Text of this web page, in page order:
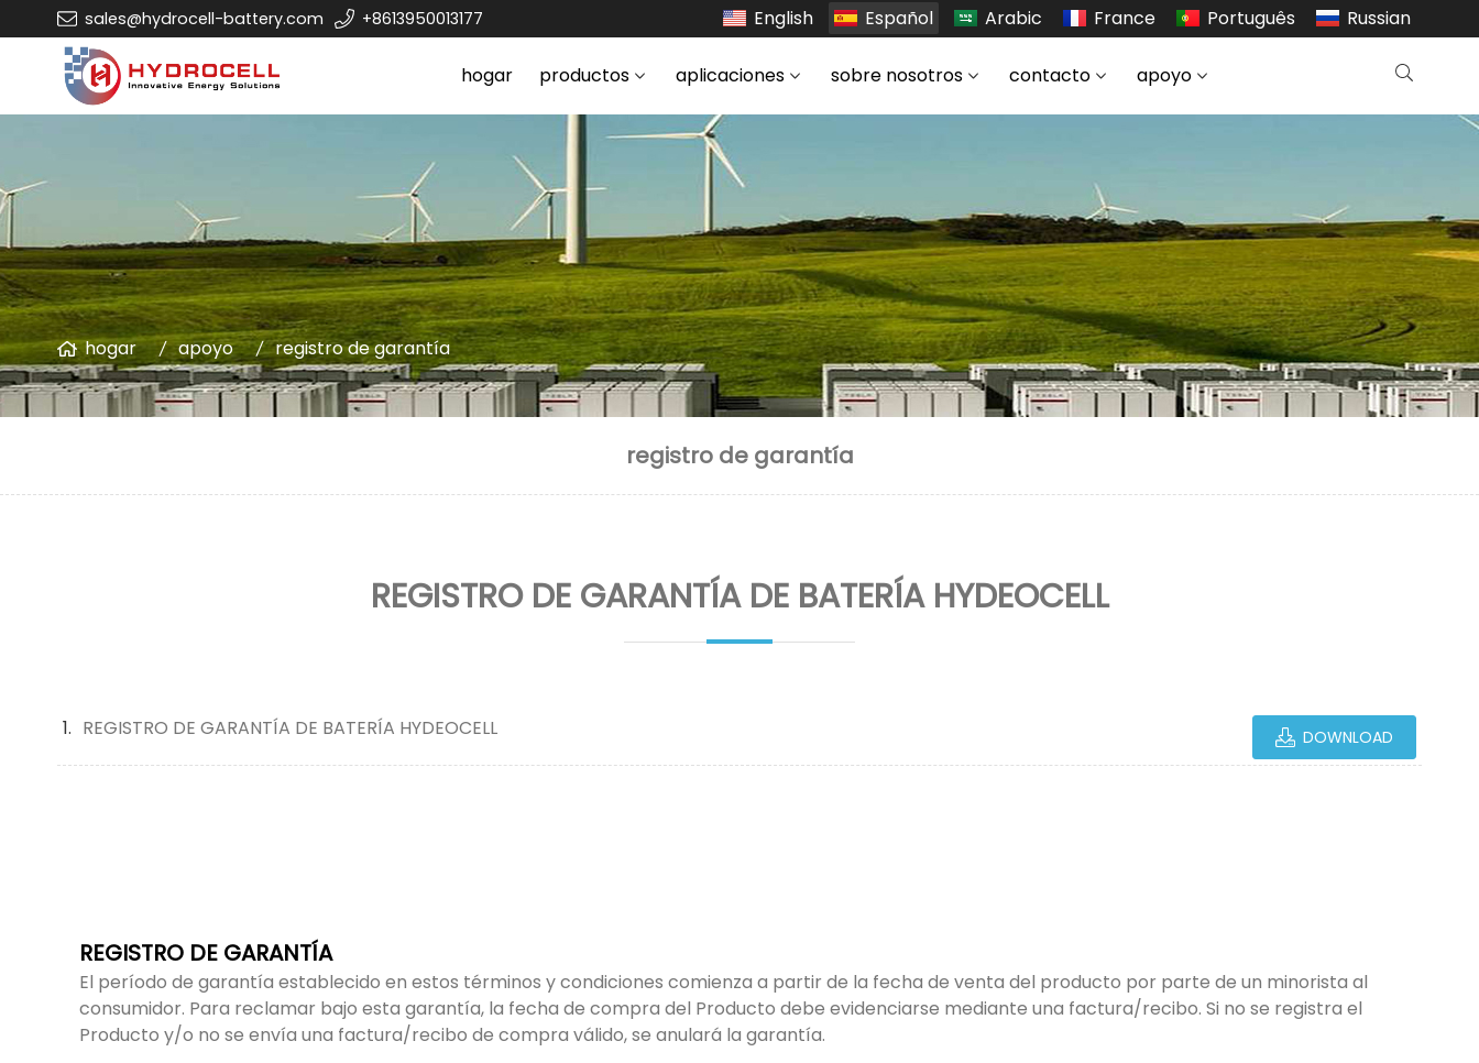
sales@hydrocell-battery.com +8613950013177 English Español Arabic France Português Russian
hogar productos aplicaciones sobre nosotros contacto apoyo
hogar apoyo registro de garantía
registro de garantía
REGISTRO DE GARANTÍA DE BATERÍA HYDEOCELL
REGISTRO DE GARANTÍA DE BATERÍA HYDEOCELL DOWNLOAD
REGISTRO DE GARANTÍA
El período de garantía establecido en estos términos y condiciones comienza a partir de la fecha de venta del producto por parte de un minorista al
consumidor. Para reclamar bajo esta garantía, la fecha de compra del Producto debe evidenciarse mediante una factura/recibo. Si no se registra el
Producto y/o no se envía una factura/recibo de compra válido, se anulará la garantía.